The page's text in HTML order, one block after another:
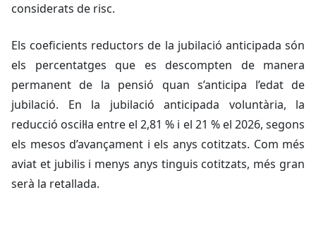
considerats de risc.
Els coeficients reductors de la jubilació anticipada són
els percentatges que es descompten de manera
permanent de la pensió quan s’anticipa l’edat de
jubilació. En la jubilació anticipada voluntària, la
reducció oscil·la entre el 2,81 % i el 21 % el 2026, segons
els mesos d’avançament i els anys cotitzats. Com més
aviat et jubilis i menys anys tinguis cotitzats, més gran
serà la retallada.